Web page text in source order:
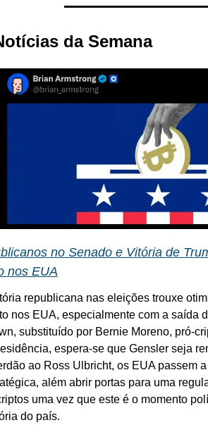
da Semana
no Senado e Vitória de
nos EUA
republicana nas eleições trouxe
nos EUA, especialmente com a saída
substituído por Bernie Moreno, pró-
espera-se que Gensler seja
ao Ross Ulbricht, os EUA passem
além abrir portas para uma
uma vez que este é o momento
do país.